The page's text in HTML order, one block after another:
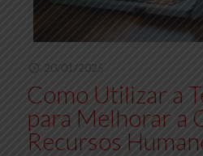
20/01/2025
Como Utilizar a
para Melhorar a
Recursos